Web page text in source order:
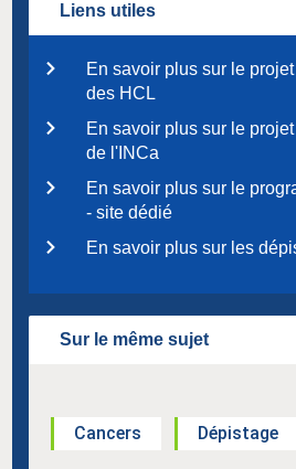
Liens utiles
En savoir plus sur le
des HCL
En savoir plus sur le
de l'INCa
En savoir plus sur le
- site dédié
En savoir plus sur les
Sur le même sujet
Cancers Dépistage